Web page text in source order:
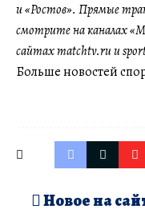
и «Ростов». Прямые
смотрите на каналах
сайтах matchtv.ru и
Больше новостей
Новое на